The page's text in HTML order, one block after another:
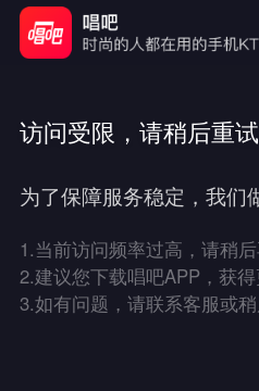
访问受限，请稍后重试
为了保障服务稳定，我们
1.当前访问频率过高，请稍
2.建议您下载唱吧APP，获
3.如有问题，请联系客服或